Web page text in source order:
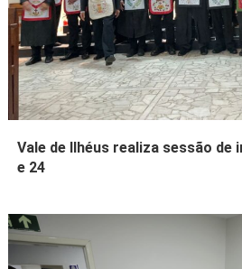
Vale de Ilhéus realiza sessão de
e 24